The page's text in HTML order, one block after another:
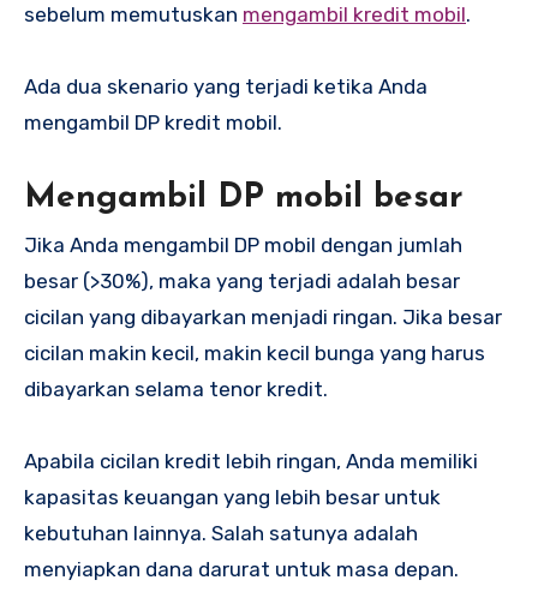
sebelum memutuskan mengambil kredit mobil.
Ada dua skenario yang terjadi ketika Anda
mengambil DP kredit mobil.
Mengambil DP mobil besar
Jika Anda mengambil DP mobil dengan jumlah
besar (>30%), maka yang terjadi adalah besar
cicilan yang dibayarkan menjadi ringan. Jika besar
cicilan makin kecil, makin kecil bunga yang harus
dibayarkan selama tenor kredit.
Apabila cicilan kredit lebih ringan, Anda memiliki
kapasitas keuangan yang lebih besar untuk
kebutuhan lainnya. Salah satunya adalah
menyiapkan dana darurat untuk masa depan.